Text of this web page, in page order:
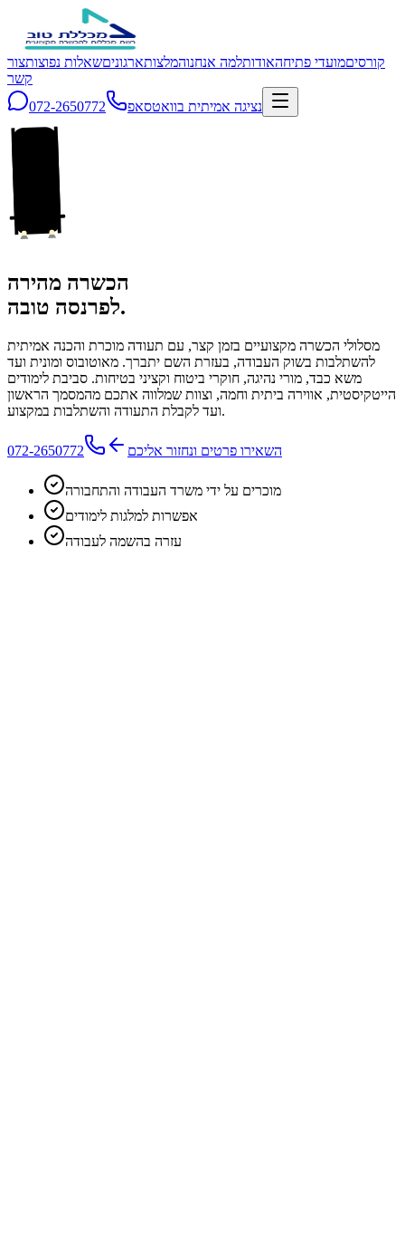
קורסיםמועדי פתיחהאודותלמה אנחנוהמלצותארגוניםשאלות נפוצותצור
קשר
נציגה אמיתית בוואטסאפ
072-2650772
הכשרה מהירה
לפרנסה טובה.
מסלולי הכשרה מקצועיים בזמן קצר, עם תעודה מוכרת והכנה אמיתית
להשתלבות בשוק העבודה, בעזרת השם יתברך. מאוטובוס ומונית ועד
משא כבד, מורי נהיגה, חוקרי ביטוח וקציני בטיחות. סביבת לימודים
הייטקיסטית, אווירה ביתית וחמה, וצוות שמלווה אתכם מהמסמך הראשון
ועד לקבלת התעודה והשתלבות במקצוע.
השאירו פרטים ונחזור אליכם 072-2650772
מוכרים על ידי משרד העבודה והתחבורה
אפשרות למלגות לימודים
עזרה בהשמה לעבודה